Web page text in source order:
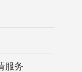
服务